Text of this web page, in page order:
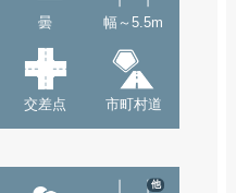
曇 幅～5.5m
交差点 市町村道
他